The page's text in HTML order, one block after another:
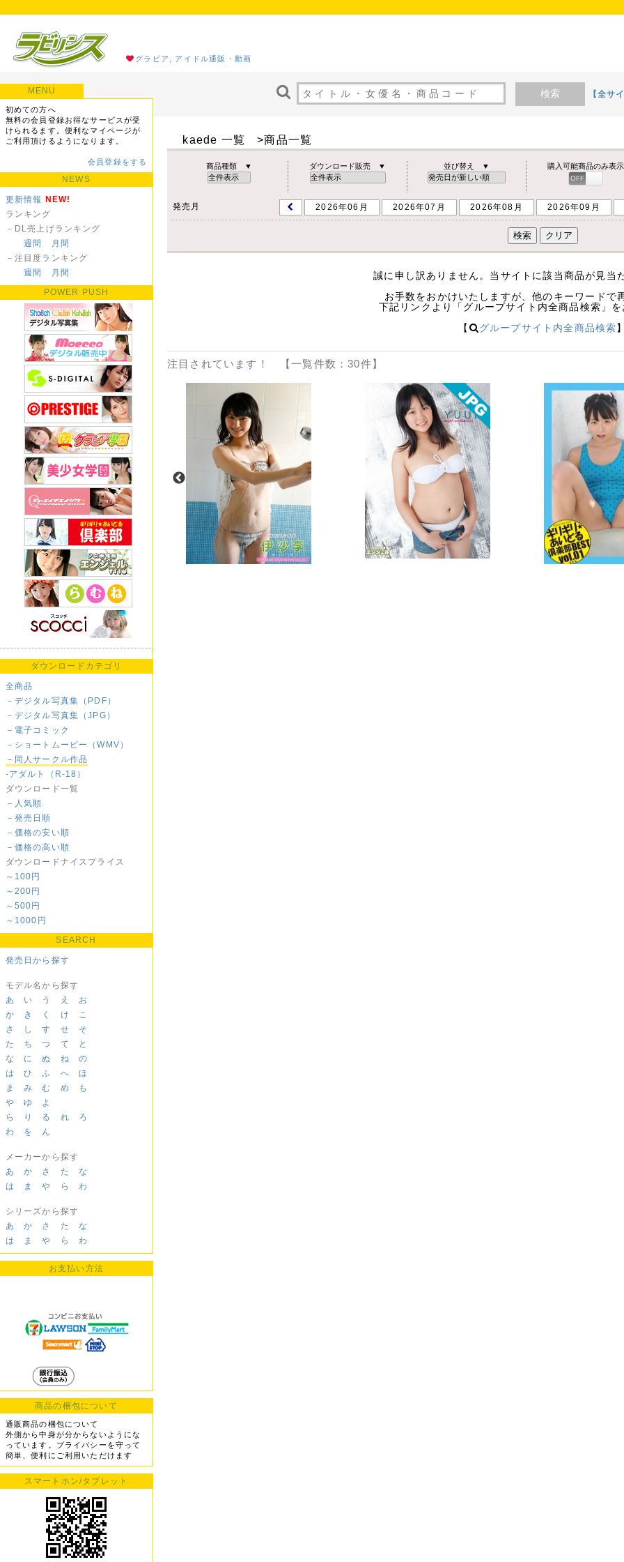
グラビア, アイドル通販・動画
検索 【全サ
MENU
初めての方へ
無料の会員登録お得なサービスが受
けられるます。便利なマイページが
ご利用頂けるようになります。
会員登録をする
NEWS
更新情報 NEW!
ランキング
－DL売上げランキング
週間
月間
－注目度ランキング
週間
月間
POWER PUSH
ダウンロードカテゴリ
全商品
－デジタル写真集（PDF）
－デジタル写真集（JPG）
－電子コミック
－ショートムービー（WMV）
－同人サークル作品
-アダルト（R-18）
ダウンロード一覧
－人気順
－発売日順
－価格の安い順
－価格の高い順
ダウンロードナイスプライス
～100円
～200円
～500円
～1000円
SEARCH
発売日から探す
モデル名から探す
あ
い う え
お
か
き く け
こ
さ
し す せ
そ
た
ち つ て
と
な
に ぬ ね
の
は
ひ ふ へ
ほ
ま
み む め
も
や
ゆ
よ
ら
り る れ
ろ
わ
を ん
メーカーから探す
あ
か さ た
な
は
ま や ら わ
シリーズから探す
あ
か さ た
な
は
ま や ら わ
お支払い方法
商品の梱包について
通販商品の梱包について
外側から中身が分からないようにな
っています。プライバシーを守って
簡単、便利にご利用いただけます
スマートホン/タブレット
kaede 一覧 >商品一覧
商品種類 ▼ ダウンロード販売 ▼ 並び替え ▼ 購入可能商品のみ表示
OFF
発売月 2026年06月 2026年07月 2026年08月 2026年09月
誠に申し訳ありません。当サイトに該当商品が見当
お手数をおかけいたしますが、他のキーワードで
下記リンクより「グループサイト内全商品検索」
【
グループサイト内全商品検索
注目されています！ 【一覧件数：30件】